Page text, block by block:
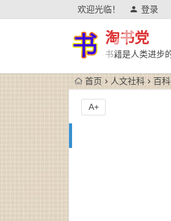
欢迎光临！ 登录
淘书党
书籍是人类进步
首页 人文社科 百
A+